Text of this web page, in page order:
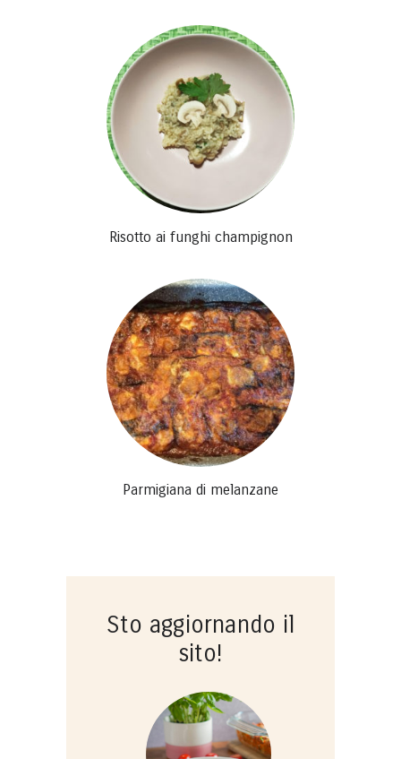
Risotto ai funghi champignon
Parmigiana di melanzane
Sto aggiornando il
sito!